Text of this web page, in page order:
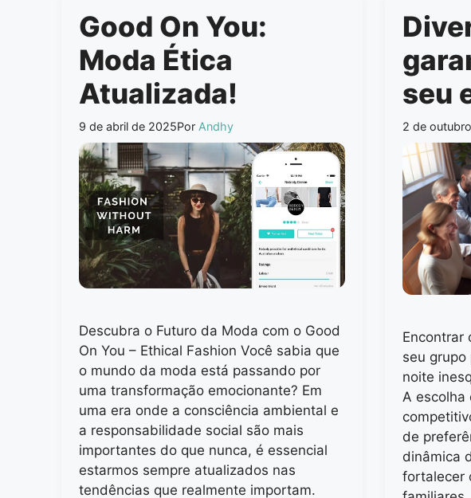
Good On You:
Moda Ética
Atualizada!
9 de abril de 2025Por Andhy
Descubra o Futuro da Moda com o Good
On You – Ethical Fashion Você sabia que
o mundo da moda está passando por
uma transformação emocionante? Em
uma era onde a consciência ambiental e
a responsabilidade social são mais
importantes do que nunca, é essencial
estarmos sempre atualizados nas
tendências que realmente importam.
seu
2 de
Encontrar
seu grupo
noite
A escolha
de
dinâmica
fortalecer